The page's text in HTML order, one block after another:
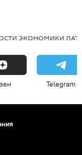
ЭКОНОМИКИ
Telegram